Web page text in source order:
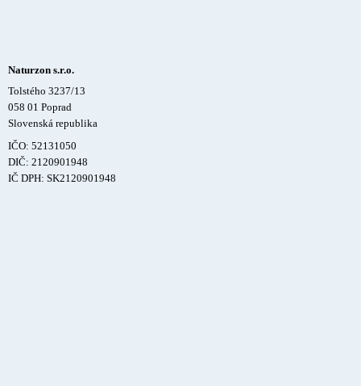
Naturzon s.r.o.
Tolstého 3237/13
058 01 Poprad
Slovenská republika
IČO: 52131050
DIČ: 2120901948
IČ DPH: SK2120901948